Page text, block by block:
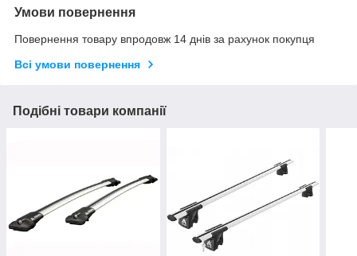
Умови повернення
Повернення товару впродовж 14 днів за рахунок покупця
Всі умови повернення
Подібні товари компанії